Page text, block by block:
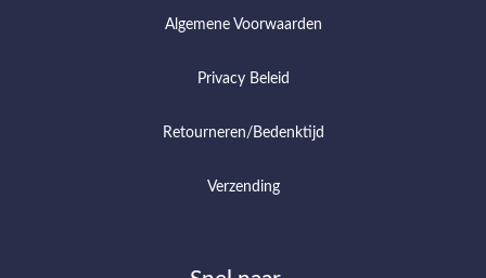
Algemene Voorwaarden
Privacy Beleid
Retourneren/Bedenktijd
Verzending